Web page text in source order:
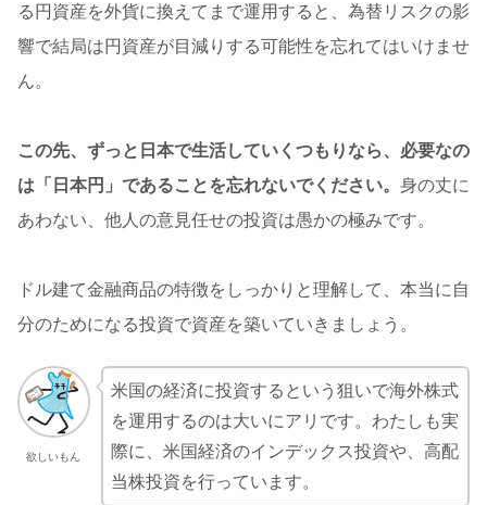
る円資産を外貨に換えてまで運用すると、為替リスクの影
響で結局は円資産が目減りする可能性を忘れてはいけませ
ん。
この先、ずっと日本で生活していくつもりなら、必要なの
は「日本円」であることを忘れないでください。 身の丈に
あわない、他人の意見任せの投資は愚かの極みです。
ドル建て金融商品の特徴をしっかりと理解して、本当に自
分のためになる投資で資産を築いていきましょう。
欲しいもん
米国の経済に投資するという狙いで海外株式
を運用するのは大いにアリです。わたしも実
際に、米国経済のインデックス投資や、高配
当株投資を行っています。